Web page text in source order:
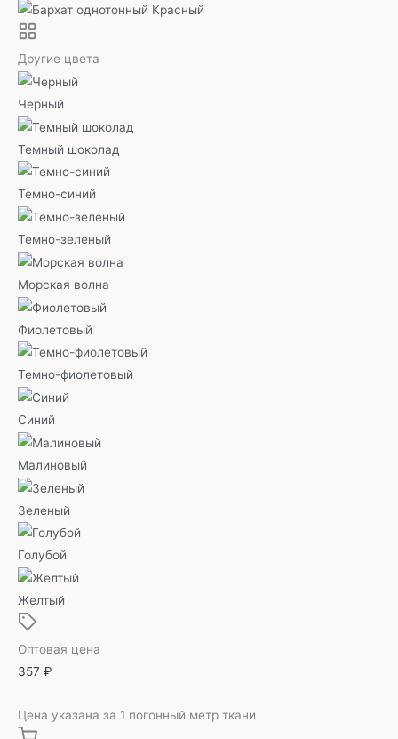
Другие цвета
Черный
Темный шоколад
Темно-синий
Темно-зеленый
Морская волна
Фиолетовый
Темно-фиолетовый
Синий
Малиновый
Зеленый
Голубой
Желтый
Оптовая цена
357 ₽
Цена указана за 1 погонный метр ткани